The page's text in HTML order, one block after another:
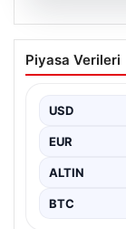
Piyasa Verileri
USD
EUR
ALTIN
BTC